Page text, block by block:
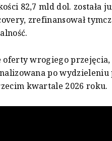
82,7 mld dol. została
zrefinansował
wrogiego
po wydzieleniu
kwartale 2026 roku.